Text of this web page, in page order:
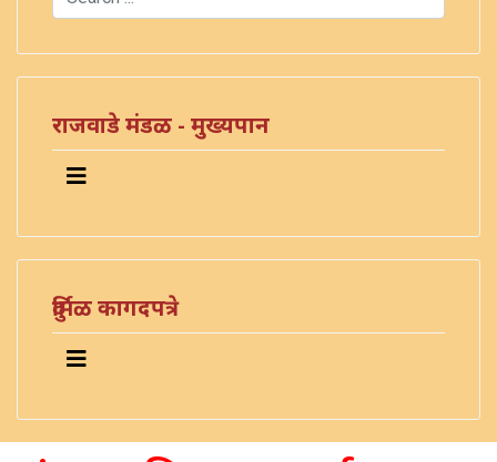
राजवाडे मंडळ - मुख्यपान
दुर्मिळ कागदपत्रे